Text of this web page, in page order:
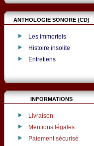
ANTHOLOGIE SONORE (CD)
Les immortels
Histoire insolite
Entretiens
INFORMATIONS
Livraison
Mentions légales
Paiement sécurisé